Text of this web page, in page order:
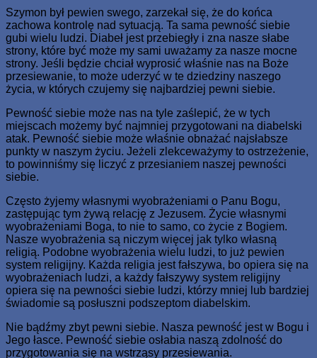
Szymon był pewien swego, zarzekał się, że do końca
zachowa kontrolę nad sytuacją. Ta sama pewność siebie
gubi wielu ludzi. Diabeł jest przebiegły i zna nasze słabe
strony, które być może my sami uważamy za nasze mocne
strony. Jeśli będzie chciał wyprosić właśnie nas na Boże
przesiewanie, to może uderzyć w te dziedziny naszego
życia, w których czujemy się najbardziej pewni siebie.
Pewność siebie może nas na tyle zaślepić, że w tych
miejscach możemy być najmniej przygotowani na diabelski
atak. Pewność siebie może właśnie obnażać najsłabsze
punkty w naszym życiu. Jeżeli zlekceważymy to ostrzeżenie,
to powinniśmy się liczyć z przesianiem naszej pewności
siebie.
Często żyjemy własnymi wyobrażeniami o Panu Bogu,
zastępując tym żywą relację z Jezusem. Życie własnymi
wyobrażeniami Boga, to nie to samo, co życie z Bogiem.
Nasze wyobrażenia są niczym więcej jak tylko własną
religią. Podobne wyobrażenia wielu ludzi, to już pewien
system religijny. Każda religia jest fałszywa, bo opiera się na
wyobrażeniach ludzi, a każdy fałszywy system religijny
opiera się na pewności siebie ludzi, którzy mniej lub bardziej
świadomie są posłuszni podszeptom diabelskim.
Nie bądźmy zbyt pewni siebie. Nasza pewność jest w Bogu i
Jego łasce. Pewność siebie osłabia naszą zdolność do
przygotowania się na wstrząsy przesiewania.